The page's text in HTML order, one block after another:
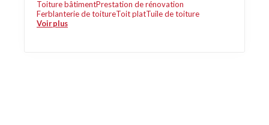
Toiture bâtimentPrestation de rénovation
Ferblanterie de toitureToit platTuile de toiture
Voir plus